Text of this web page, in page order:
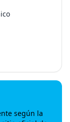
según la